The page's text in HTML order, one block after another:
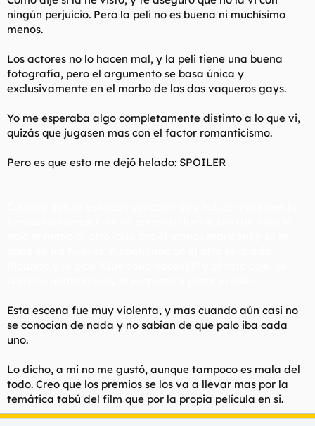
ningún perjuicio. Pero la peli no es buena ni muchísimo
menos.
Los actores no lo hacen mal, y la peli tiene una buena
fotografía, pero el argumento se basa única y
exclusivamente en el morbo de los dos vaqueros gays.
Yo me esperaba algo completamente distinto a lo que vi,
quizás que jugasen mas con el factor romanticismo.
Pero es que esto me dejó helado: SPOILER
Esta escena fue muy violenta, y mas cuando aún casi no
se conocían de nada y no sabían de que palo iba cada
uno.
Lo dicho, a mi no me gustó, aunque tampoco es mala del
todo. Creo que los premios se los va a llevar mas por la
temática tabú del film que por la propia película en si.